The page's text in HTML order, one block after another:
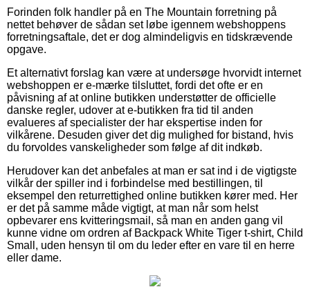
Forinden folk handler på en The Mountain forretning på
nettet behøver de sådan set løbe igennem webshoppens
forretningsaftale, det er dog almindeligvis en tidskrævende
opgave.
Et alternativt forslag kan være at undersøge hvorvidt internet
webshoppen er e-mærke tilsluttet, fordi det ofte er en
påvisning af at online butikken understøtter de officielle
danske regler, udover at e-butikken fra tid til anden
evalueres af specialister der har ekspertise inden for
vilkårene. Desuden giver det dig mulighed for bistand, hvis
du forvoldes vanskeligheder som følge af dit indkøb.
Herudover kan det anbefales at man er sat ind i de vigtigste
vilkår der spiller ind i forbindelse med bestillingen, til
eksempel den returrettighed online butikken kører med. Her
er det på samme måde vigtigt, at man når som helst
opbevarer ens kvitteringsmail, så man en anden gang vil
kunne vidne om ordren af Backpack White Tiger t-shirt, Child
Small, uden hensyn til om du leder efter en vare til en herre
eller dame.